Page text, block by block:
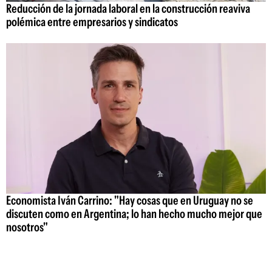
Reducción de la jornada laboral en la construcción reaviva
polémica entre empresarios y sindicatos
Economista Iván Carrino: "Hay cosas que en Uruguay no se
discuten como en Argentina; lo han hecho mucho mejor que
nosotros"